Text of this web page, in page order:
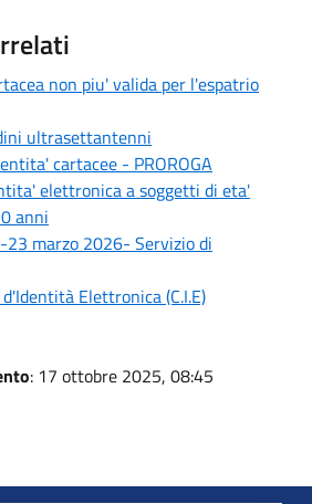
non piu' valida per l'espatrio
ultrasettantenni
cartacee - PROROGA
elettronica a soggetti di eta'
anni
23 marzo 2026- Servizio di
Elettronica (C.I.E)
: 17 ottobre 2025, 08:45